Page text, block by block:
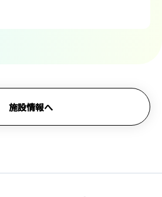
施設情報へ